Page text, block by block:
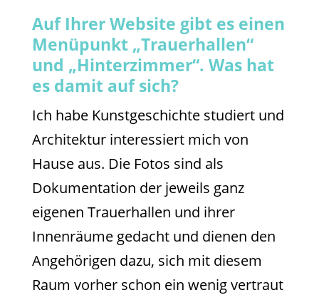
Auf Ihrer Website gibt es einen
Menüpunkt „Trauerhallen“
und „Hinterzimmer“. Was hat
es damit auf sich?
Ich habe Kunstgeschichte studiert und
Architektur interessiert mich von
Hause aus. Die Fotos sind als
Dokumentation der jeweils ganz
eigenen Trauerhallen und ihrer
Innenräume gedacht und dienen den
Angehörigen dazu, sich mit diesem
Raum vorher schon ein wenig vertraut